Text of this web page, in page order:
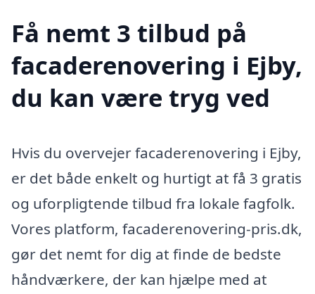
Få nemt 3 tilbud på
facaderenovering i Ejby,
du kan være tryg ved
Hvis du overvejer facaderenovering i Ejby,
er det både enkelt og hurtigt at få 3 gratis
og uforpligtende tilbud fra lokale fagfolk.
Vores platform, facaderenovering-pris.dk,
gør det nemt for dig at finde de bedste
håndværkere, der kan hjælpe med at